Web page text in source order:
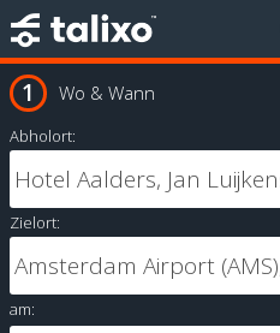
Wo & Wann
Abholort:
Zielort:
am: